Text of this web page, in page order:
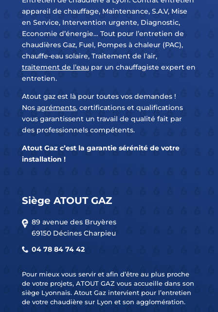
appareil de chauffage, Maintenance, S.A.V, Mise
en Service, Intervention urgente, Diagnostic,
Economie d’énergie… Tout pour l’entretien de
chaudières Gaz, Fuel, Pompes à chaleur (PAC),
chauffe-eau solaire, Traitement de l’air,
traitement de l’eaupar un chauffagiste expert en
entretien.
Atout gaz est là pour toutes vos demandes !
Nos agréments, certifications et qualifications
vous garantissent un travail de qualité fait par
des professionnels compétents.
Atout Gaz c’est la garantie sérénité de votre
installation !
Siège ATOUT GAZ
89 avenue des Bruyères
69150 Décines Charpieu
04 78 84 74 42
Pour mieux vous servir et afin d’être au plus proche
de votre projets, ATOUT GAZ vous accueille dans son
siège Lyonnais. Atout Gaz intervient pour l’entretien
de votre chaudière sur Lyon et son agglomération.